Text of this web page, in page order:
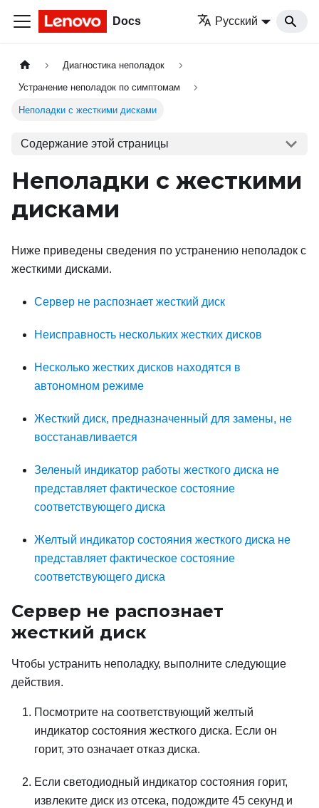
Docs Русский
Диагностика неполадок
Устранение неполадок по симптомам
Неполадки с жесткими дисками
Содержание этой страницы
Неполадки с жесткими
дисками
Ниже приведены сведения по устранению неполадок с
жесткими дисками.
Сервер не распознает жесткий диск
Неисправность нескольких жестких дисков
Несколько жестких дисков находятся в
автономном режиме
Жесткий диск, предназначенный для замены, не
восстанавливается
Зеленый индикатор работы жесткого диска не
представляет фактическое состояние
соответствующего диска
Желтый индикатор состояния жесткого диска не
представляет фактическое состояние
соответствующего диска
Сервер не распознает
жесткий диск
Чтобы устранить неполадку, выполните следующие
действия.
Посмотрите на соответствующий желтый
индикатор состояния жесткого диска. Если он
горит, это означает отказ диска.
Если светодиодный индикатор состояния горит,
извлеките диск из отсека, подождите 45 секунд и